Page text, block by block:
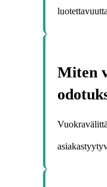
Miten